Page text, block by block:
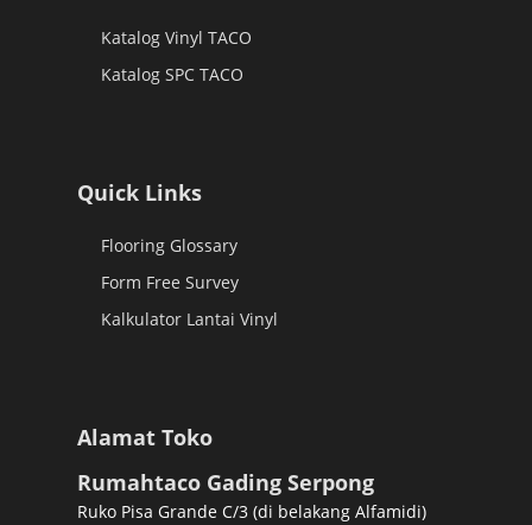
Katalog Vinyl TACO
Katalog SPC TACO
Quick Links
Flooring Glossary
Form Free Survey
Kalkulator Lantai Vinyl
Alamat Toko
Rumahtaco Gading Serpong
Ruko Pisa Grande C/3 (di belakang Alfamidi)